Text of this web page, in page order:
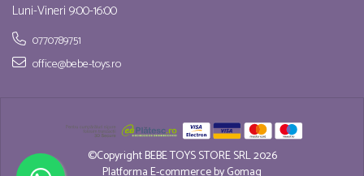
Luni-Vineri 9:00-16:00
0770789751
office@bebe-toys.ro
©Copyright BEBE TOYS STORE SRL 2026